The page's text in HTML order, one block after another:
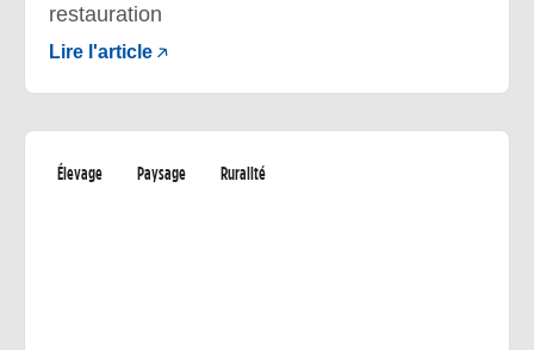
restauration
Lire l'article
Élevage Paysage Ruralité